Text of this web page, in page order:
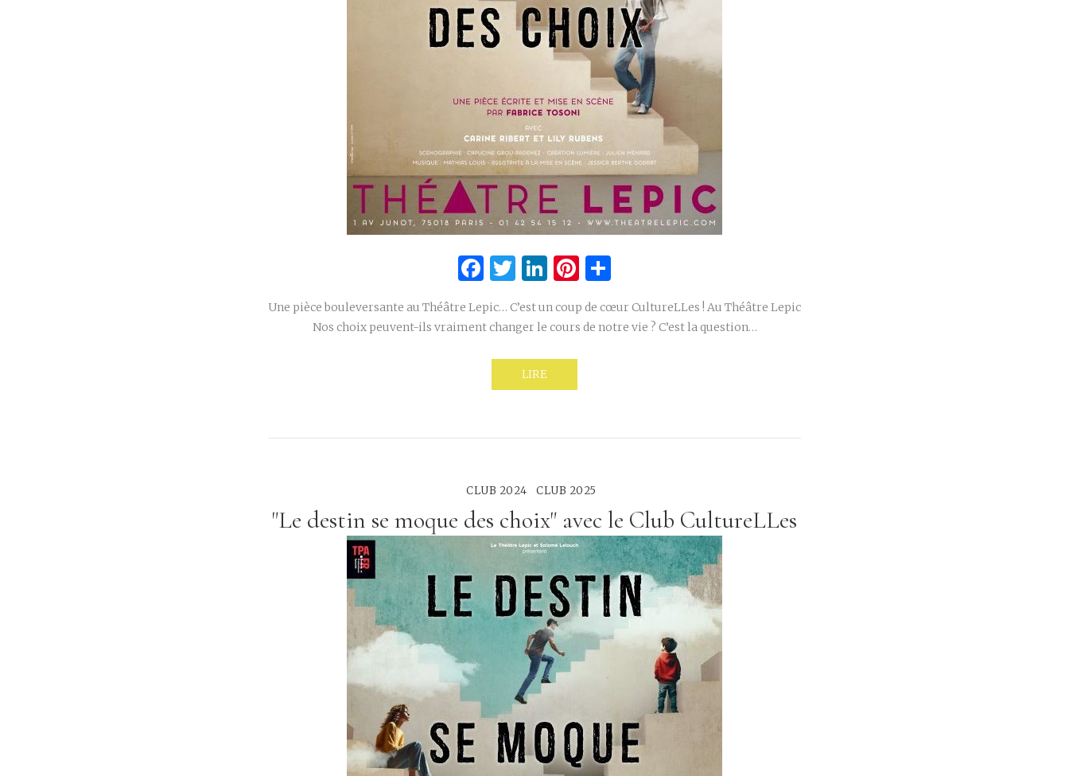
Facebook
Twitter
LinkedIn
Pinterest
Une pièce bouleversante au Théâtre Lepic… C’est un coup de cœur CultureLLes ! Au Théâtre Lepic
Nos choix peuvent-ils vraiment changer le cours de notre vie ? C’est la question…
LIRE
CLUB 2024 CLUB 2025
"Le destin se moque des choix" avec le Club CultureLLes